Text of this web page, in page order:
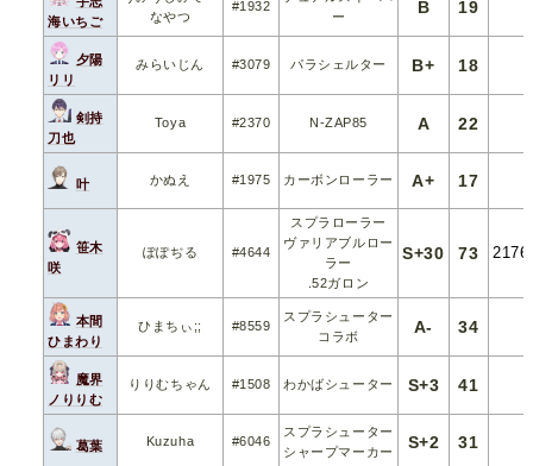
海いちご
なやつ
#1932
ー
B 19
夕陽
リリ
みらいじん #3079 パラシェルター B+ 18
剣持
刀也
Toya #2370 N-ZAP85 A 22
叶 かぬえ #1975 カーボンローラー A+ 17
笹木
咲
ぽぽぢる #4644
スプラローラー
ヴァリアブルロー
ラー
.52ガロン
S+30 73
本間
ひまわり
ひまちぃ;; #8559
スプラシューター
コラボ
A- 34
魔界
ノりりむ
りりむちゃん #1508 わかばシューター S+3 41
葛葉 Kuzuha #6046
スプラシューター
シャープマーカー
S+2 31